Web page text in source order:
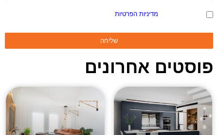
מדיניות הפרטיותומסכים/ה שהמידע ישמש למענה לפנייה
שליחה
פוסטים אחרונים